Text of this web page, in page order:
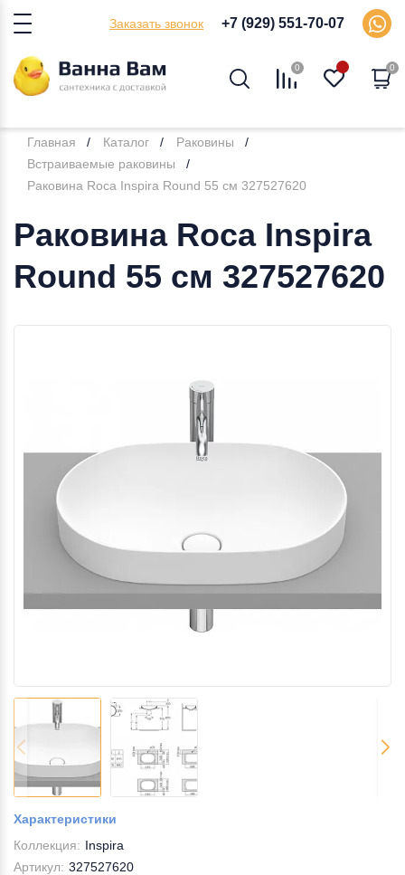
Заказать звонок +7 (929) 551-70-07
0 0
Главная Каталог
Раковины
Встраиваемые раковины
Раковина Roca Inspira Round 55 см 327527620
Раковина Roca Inspira
Round 55 см 327527620
Характеристики
Коллекция: Inspira
Артикул: 327527620